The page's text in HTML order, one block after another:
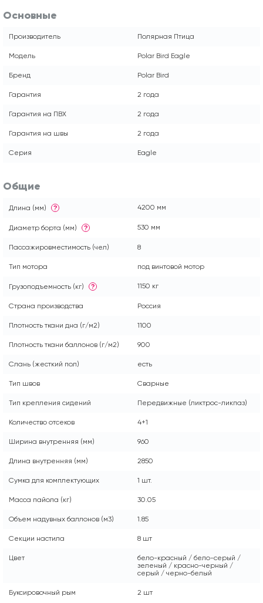
Основные
Производитель Полярная Птица
Модель Polar Bird Eagle
Бренд Polar Bird
Гарантия 2 года
Гарантия на ПВХ 2 года
Гарантия на швы 2 года
Серия Eagle
Общие
Длина (мм) ? 4200 мм
Диаметр борта (мм) ? 530 мм
Пассажировместимость (чел) 8
Тип мотора под винтовой мотор
Грузоподъемность (кг) ? 1150 кг
Страна производства Россия
Плотность ткани дна (г/м2) 1100
Плотность ткани баллонов (г/м2) 900
Слань (жесткий пол) есть
Тип швов Сварные
Тип крепления сидений Передвижные (ликтрос-ликпаз)
Количество отсеков 4+1
Ширина внутренняя (мм) 960
Длина внутренняя (мм) 2850
Сумка для комплектующих 1 шт.
Масса пайола (кг) 30.05
Объем надувных баллонов (м3) 1.85
Секции настила 8 шт
Цвет
бело-красный / бело-серый /
зеленый / красно-черный /
серый / черно-белый
Буксировочный рым 2 шт